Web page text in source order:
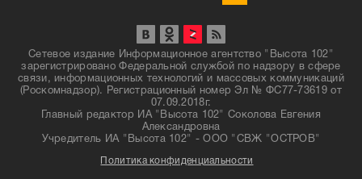
Сетевое издание Информационное агентство "Высота 102"
зарегистрировано Федеральной службой по надзору в сфере
связи, информационных технологий и массовых коммуникаций
(Роскомнадзор). Регистрационный номер Эл № ФС77-73619 от
07.09.2018г.
Главный редактор ИА "Высота 102" Соколова Евгения
Александровна
Учредитель ИА "Высота 102" - ООО "СВЖ "ОСТРОВ"
Политика конфиденциальности